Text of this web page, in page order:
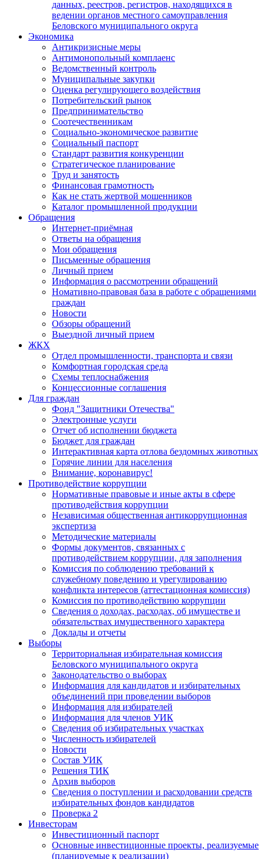
данных, реестров, регистров, находящихся в
ведении органов местного самоуправления
Беловского муниципального округа
Экономика
Антикризисные меры
Антимонопольный комплаенс
Ведомственный контроль
Муниципальные закупки
Оценка регулирующего воздействия
Потребительский рынок
Предпринимательство
Соотечественникам
Социально-экономическое развитие
Социальный паспорт
Стандарт развития конкуренции
Стратегическое планирование
Труд и занятость
Финансовая грамотность
Как не стать жертвой мошенников
Каталог промышленной продукции
Обращения
Интернет-приёмная
Ответы на обращения
Мои обращения
Письменные обращения
Личный прием
Информация о рассмотрении обращений
Номативно-правовая база в работе с обращениями
граждан
Новости
Обзоры обращений
Выездной личный прием
ЖКХ
Отдел промышленности, транспорта и связи
Комфортная городская среда
Схемы теплоснабжения
Концессионные соглашения
Для граждан
Фонд "Защитники Отечества"
Электронные услуги
Отчет об исполнении бюджета
Бюджет для граждан
Интерактивная карта отлова бездомных животных
Горячие линии для населения
Внимание, коронавирус!
Противодействие коррупции
Нормативные правовые и иные акты в сфере
противодействия коррупции
Независимая общественная антикоррупционная
экспертиза
Методические материалы
Формы документов, связанных с
противодействием коррупции, для заполнения
Комиссия по соблюдению требований к
служебному поведению и урегулированию
конфликта интересов (аттестационная комиссия)
Комиссия по противодействию коррупции
Сведения о доходах, расходах, об имуществе и
обязательствах имущественного характера
Доклады и отчеты
Выборы
Территориальная избирательная комиссия
Беловского муниципального округа
Законодательство о выборах
Информация для кандидатов и избирательных
объединений при проведении выборов
Информация для избирателей
Информация для членов УИК
Сведения об избирательных участках
Численность избирателей
Новости
Состав УИК
Решения ТИК
Архив выборов
Сведения о поступлении и расходовании средств
избирательных фондов кандидатов
Проверка 2
Инвесторам
Инвестиционный паспорт
Основные инвестиционные проекты, реализуемые
(планируемые к реализации)